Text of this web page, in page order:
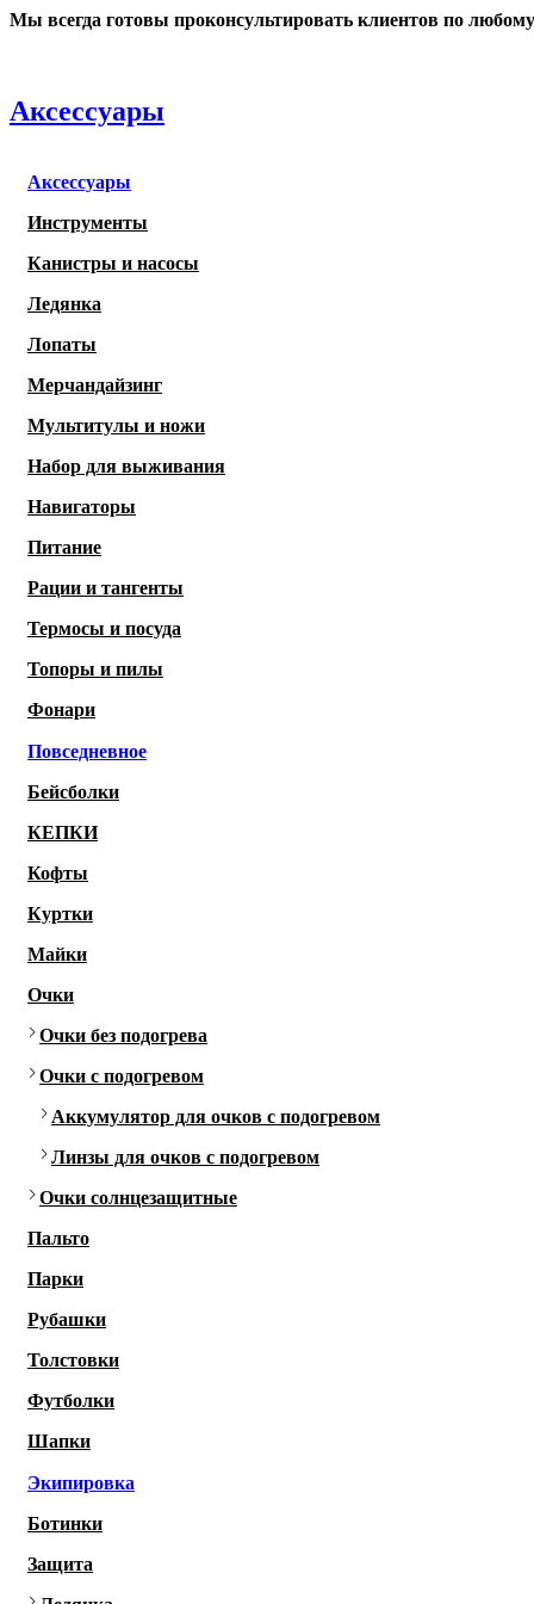
Мы всегда готовы проконсультировать клиентов по
Аксессуары
Аксессуары
Инструменты
Канистры и насосы
Ледянка
Лопаты
Мерчандайзинг
Мультитулы и ножи
Набор для выживания
Навигаторы
Питание
Рации и тангенты
Термосы и посуда
Топоры и пилы
Фонари
Повседневное
Бейсболки
КЕПКИ
Кофты
Куртки
Майки
Очки
Очки без подогрева
Очки с подогревом
Аккумулятор для очков с подогревом
Линзы для очков с подогревом
Очки солнцезащитные
Пальто
Парки
Рубашки
Толстовки
Футболки
Шапки
Экипировка
Ботинки
Защита